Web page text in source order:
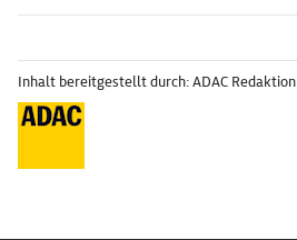
Inhalt bereitgestellt durch: ADAC Redaktion